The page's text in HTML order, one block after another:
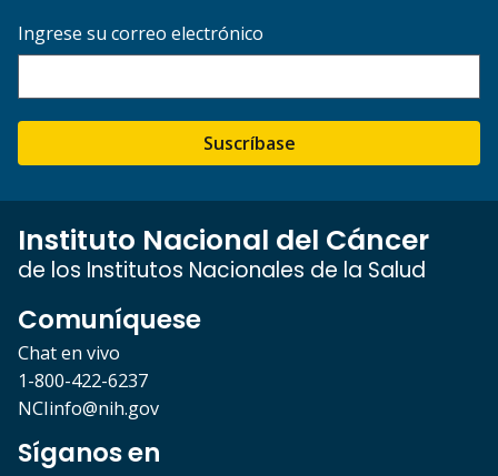
Ingrese su correo electrónico
Suscríbase
Instituto Nacional del Cáncer
de los Institutos Nacionales de la Salud
Comuníquese
Chat en vivo
1-800-422-6237
NCIinfo@nih.gov
Síganos en